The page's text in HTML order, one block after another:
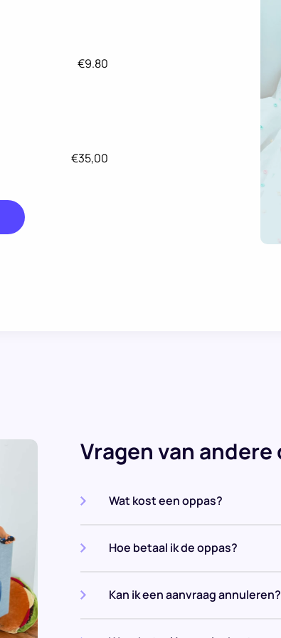
€9.80
€35,00
Vragen van andere
Wat kost een oppas?
Hoe betaal ik de oppas?
Kan ik een aanvraag annuleren?